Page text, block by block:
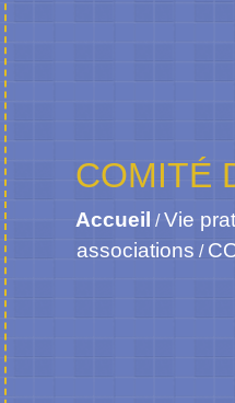
COMITÉ
Accueil /Vie
associations /